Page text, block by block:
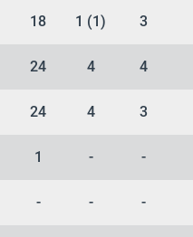
18 1 (1) 3
24 4 4
24 4 3
1 - -
- - -